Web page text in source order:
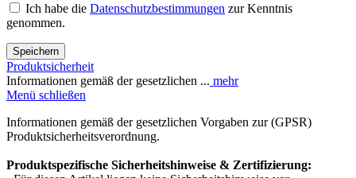
Ich habe die Datenschutzbestimmungen zur Kenntnis
genommen.
Speichern
Produktsicherheit
Informationen gemäß der gesetzlichen ... mehr
Menü schließen
Informationen gemäß der gesetzlichen Vorgaben zur (GPSR)
Produktsicherheitsverordnung.
Produktspezifische Sicherheitshinweise & Zertifizierung: